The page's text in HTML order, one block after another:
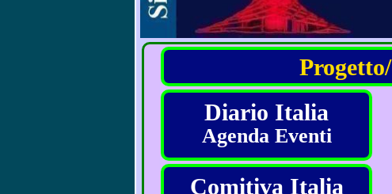
Diario Italia
Agenda Eventi
Comitiva Italia